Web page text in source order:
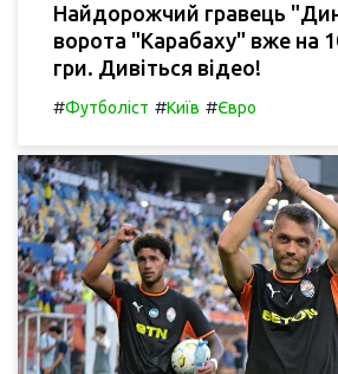
Найдорожчий гравець
ворота "Карабаху" вже на
гри. Дивіться відео!
#Футболіст #Київ #Євро